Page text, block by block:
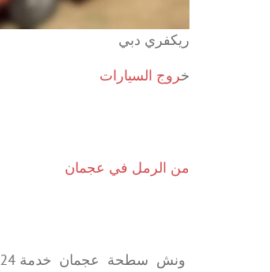
ريكفري دبي
خروج السيارات
من الرمل في عجمان